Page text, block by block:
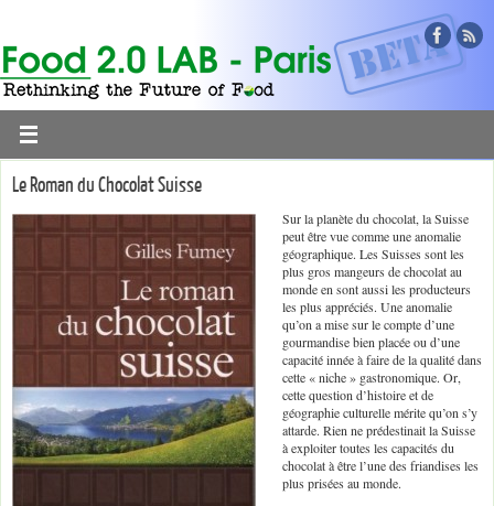
Le Roman du Chocolat Suisse
Sur la planète du chocolat, la Suisse
peut être vue comme une anomalie
géographique. Les Suisses sont les
plus gros mangeurs de chocolat au
monde en sont aussi les producteurs
les plus appréciés. Une anomalie
qu’on a mise sur le compte d’une
gourmandise bien placée ou d’une
capacité innée à faire de la qualité dans
cette « niche » gastronomique. Or,
cette question d’histoire et de
géographie culturelle mérite qu’on s’y
attarde. Rien ne prédestinait la Suisse
à exploiter toutes les capacités du
chocolat à être l’une des friandises les
plus prisées au monde.